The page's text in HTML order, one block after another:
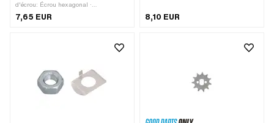
d'écrou: Écrou hexagonal ·
Entraînement: Six pans extérieurs ·
7,65 EUR
(filetage): 10 mm
8,10 EUR